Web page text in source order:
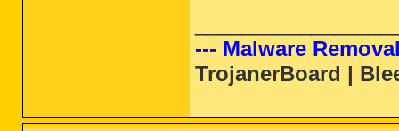
--- Malware
TrojanerBoard |